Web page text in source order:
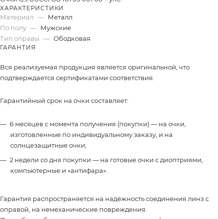
ХАРАКТЕРИСТИКИ
Материал — Металл
По полу — Мужские
Тип оправы — Ободковая
ГАРАНТИЯ
Вся реализуемая продукция является оригинальной, что
подтверждается сертификатами соответствия.
Гарантийный срок на очки составляет:
6 месяцев с момента получения (покупки) — на очки,
изготовленные по индивидуальному заказу, и на
солнцезащитные очки;
2 недели со дня покупки — на готовые очки с диоптриями,
компьютерные и «антифара».
Гарантия распространяется на надёжность соединения линз с
оправой, на немеханические повреждения.